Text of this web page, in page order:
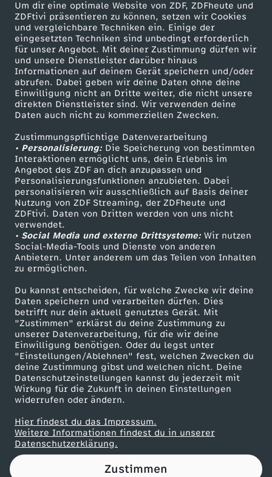
Um dir eine optimale Website von ZDF, ZDFheute und
ZDFtivi präsentieren zu können, setzen wir Cookies
und vergleichbare Techniken ein. Einige der
eingesetzten Techniken sind unbedingt erforderlich
für unser Angebot. Mit deiner Zustimmung dürfen wir
und unsere Dienstleister darüber hinaus
Informationen auf deinem Gerät speichern und/oder
abrufen. Dabei geben wir deine Daten ohne deine
Einwilligung nicht an Dritte weiter, die nicht unsere
direkten Dienstleister sind. Wir verwenden deine
Daten auch nicht zu kommerziellen Zwecken.
Zustimmungspflichtige Datenverarbeitung
• Personalisierung:Die Speicherung von bestimmten
Interaktionen ermöglicht uns, dein Erlebnis im
Angebot des ZDF an dich anzupassen und
Personalisierungsfunktionen anzubieten. Dabei
personalisieren wir ausschließlich auf Basis deiner
Nutzung von ZDF Streaming, der ZDFheute und
ZDFtivi. Daten von Dritten werden von uns nicht
verwendet.
• Social Media und externe Drittsysteme:Wir nutzen
Social-Media-Tools und Dienste von anderen
Anbietern. Unter anderem um das Teilen von Inhalten
zu ermöglichen.
Du kannst entscheiden, für welche Zwecke wir deine
Daten speichern und verarbeiten dürfen. Dies
betrifft nur dein aktuell genutztes Gerät. Mit
"Zustimmen" erklärst du deine Zustimmung zu
unserer Datenverarbeitung, für die wir deine
Einwilligung benötigen. Oder du legst unter
"Einstellungen/Ablehnen" fest, welchen Zwecken du
deine Zustimmung gibst und welchen nicht. Deine
Datenschutzeinstellungen kannst du jederzeit mit
Wirkung für die Zukunft in deinen Einstellungen
widerrufen oder ändern.
Hier findest du das Impressum.
Weitere Informationen findest du in unserer
Datenschutzerklärung.
Zustimmen
a
c
h
d
e
r
W
a
h
l
:
p
h
o
e
n
Mehr ZDF
ZDF-Apps
Smart TV
ZDFtext
Livestreams
Sendungen A-Z
TV-Programm
Service
ZDFmitreden
Kontakt zum ZDF
Tickets
Zuschauerservice
Hilfe
ZDF Unternehmen
Karriere
ZDF goes Schule
Werbefernsehen
Mainzelmännchen
Partner